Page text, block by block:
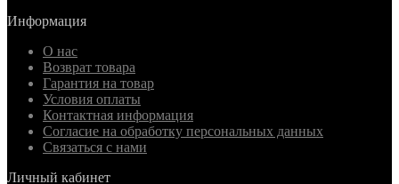
Информация
О нас
Возврат товара
Гарантия на товар
Условия оплаты
Контактная информация
Согласие на обработку персональных данных
Связаться с нами
Личный кабинет